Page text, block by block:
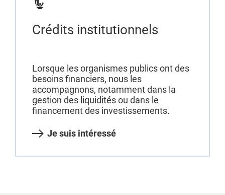
Crédits institutionnels
Lorsque les organismes publics ont des
besoins financiers, nous les
accompagnons, notamment dans la
gestion des liquidités ou dans le
financement des investissements.
Je suis intéressé